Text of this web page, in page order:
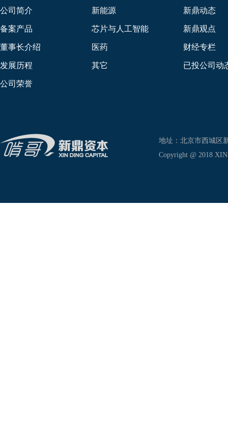
公司简介
备案产品
董事长介绍
发展历程
公司荣誉
新能源
芯片与人工智能
医药
其它
新鼎动态
新鼎观点
财经专栏
已投公司动
地址：北京市西城区
Copyright @ 2018